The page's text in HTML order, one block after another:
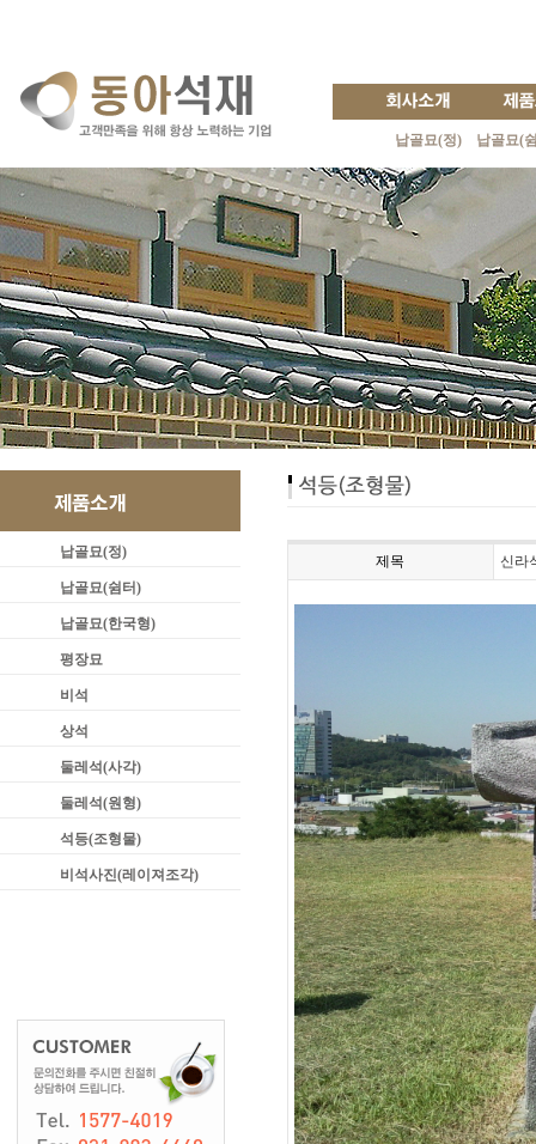
납골묘(정) 납골묘(
납골묘(정)
납골묘(쉼터)
납골묘(한국형)
평장묘
비석
상석
둘레석(사각)
둘레석(원형)
석등(조형물)
비석사진(레이져조각)
제목 신라